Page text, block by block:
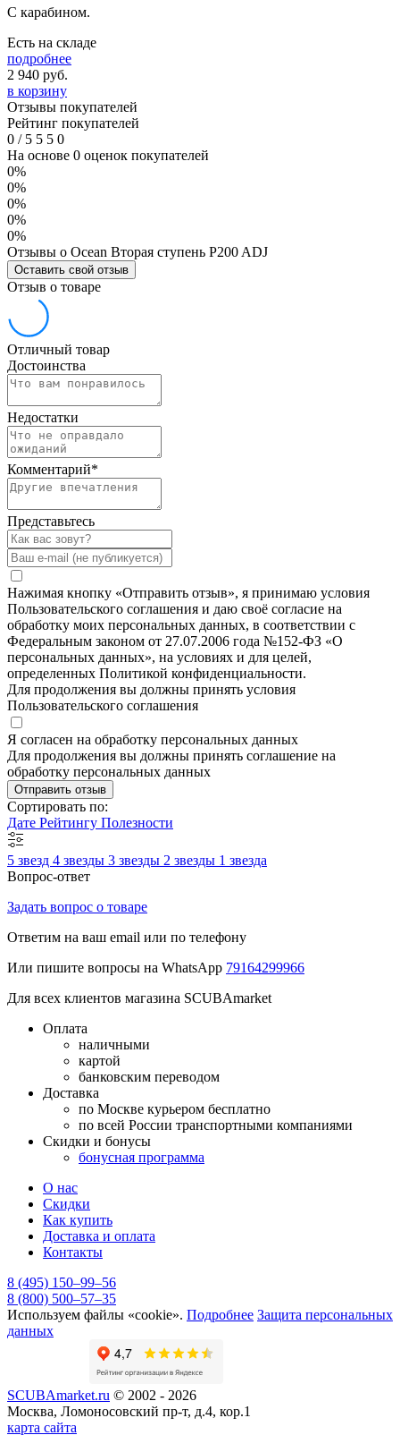
С карабином.
Есть на складе
подробнее
2 940 руб.
в корзину
Отзывы покупателей
Рейтинг покупателей
0 /5 5 5 0
На основе 0 оценок покупателей
0%
0%
0%
0%
0%
Отзывы о Ocean Вторая ступень P200 ADJ
Оставить свой отзыв
Отзыв о товаре
Отличный товар
Достоинства
Недостатки
Комментарий*
Представьтесь
Нажимая кнопку «Отправить отзыв», я принимаю условия
Пользовательского соглашения и даю своё согласие на
обработку моих персональных данных, в соответствии с
Федеральным законом от 27.07.2006 года №152-ФЗ «О
персональных данных», на условиях и для целей,
определенных Политикой конфиденциальности.
Для продолжения вы должны принять условия
Пользовательского соглашения
Я согласен на обработку персональных данных
Для продолжения вы должны принять соглашение на
обработку персональных данных
Отправить отзыв
Сортировать по:
Дате Рейтингу Полезности
5 звезд 4 звезды 3 звезды 2 звезды 1 звезда
Вопрос-ответ
Задать вопрос о товаре
Ответим на ваш email или по телефону
Или пишите вопросы на WhatsApp 79164299966
Для всех клиентов магазина SCUBAmarket
Оплата
наличными
картой
банковским переводом
Доставка
по Москве курьером бесплатно
по всей России транспортными компаниями
Скидки и бонусы
бонусная программа
О нас
Скидки
Как купить
Доставка и оплата
Контакты
8 (495) 150–99–56
8 (800) 500–57–35
Используем файлы «cookie». Подробнее Защита персональных
данных
SCUBAmarket.ru © 2002 - 2026
Москва, Ломоносовский пр-т, д.4, кор.1
карта сайта